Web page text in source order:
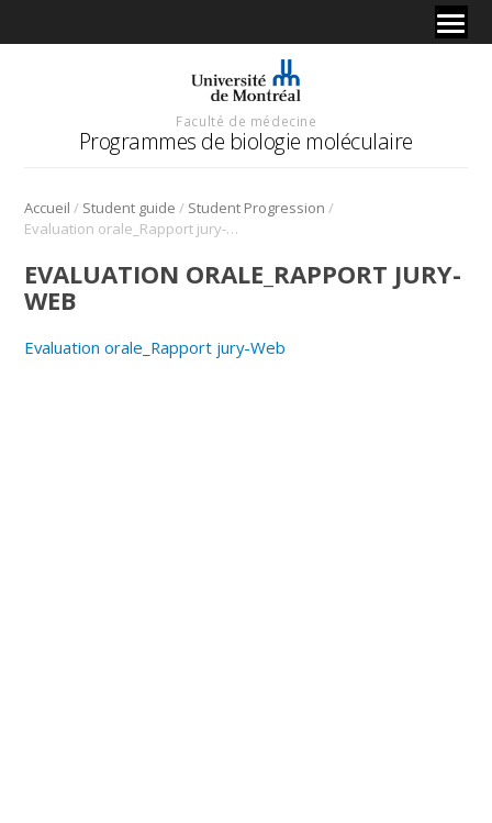
Faculté de médecine
Programmes de biologie moléculaire
Accueil / Student guide / Student Progression /
Evaluation orale_Rapport jury-Web
EVALUATION ORALE_RAPPORT JURY-
WEB
Evaluation orale_Rapport jury-Web